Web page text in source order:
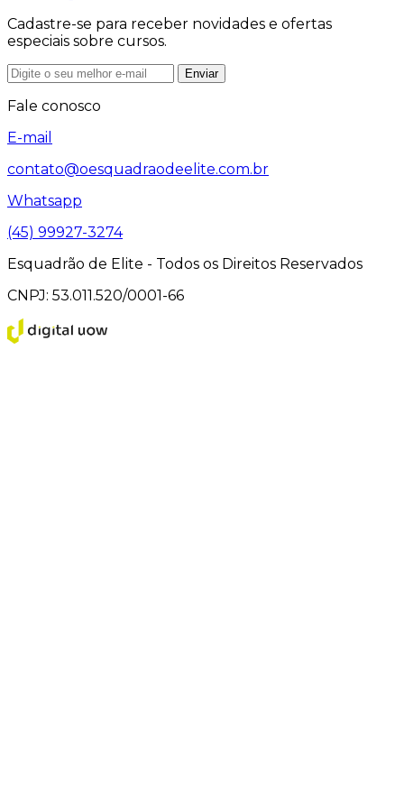
Cadastre-se para receber novidades e ofertas
especiais sobre cursos.
Enviar
Fale conosco
E-mail
contato@oesquadraodeelite.com.br
Whatsapp
(45) 99927-3274
Esquadrão de Elite - Todos os Direitos Reservados
CNPJ: 53.011.520/0001-66